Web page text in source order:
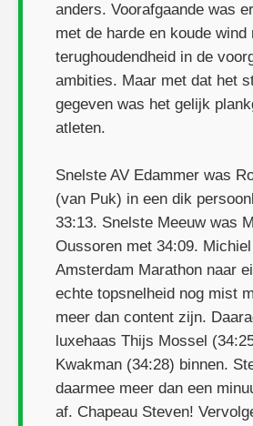
anders. Voorafgaande was
met de harde en koude wind
terughoudendheid in de
ambities. Maar met dat het
gegeven was het gelijk
atleten.
Snelste AV Edammer was
(van Puk) in een dik
33:13. Snelste Meeuw was
Oussoren met 34:09.
Amsterdam Marathon naar
echte topsnelheid nog mist
meer dan content zijn.
luxehaas Thijs Mossel
Kwakman (34:28) binnen.
daarmee meer dan een
af. Chapeau Steven!